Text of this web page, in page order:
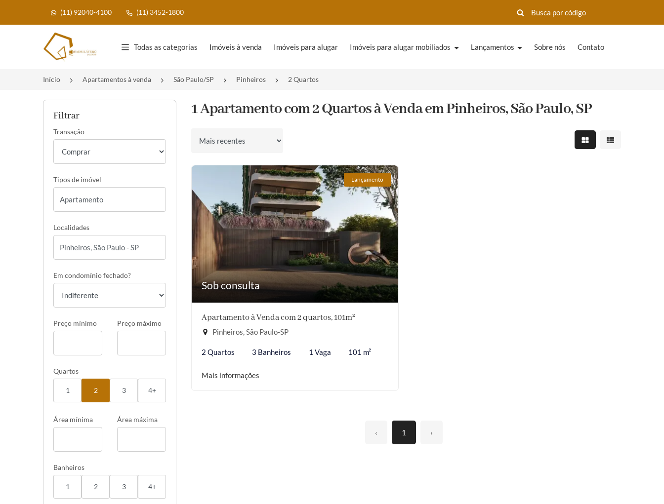
(11) 92040-4100 (11) 3452-1800
Página inicial
Todas as categorias Imóveis à venda Imóveis para alugar Imóveis para alugar mobiliados Lançamentos Sobre nós Contato
Início Apartamentos à venda São Paulo/SP Pinheiros 2 Quartos
Filtrar
Transação
Tipos de imóvel
Localidades
Em condomínio fechado?
Preço mínimo Preço máximo
Quartos
1 2 3 4+
Área mínima Área máxima
Banheiros
1 2 3 4+
1 Apartamento com 2 Quartos à Venda em Pinheiros, São Paulo, SP
Ordenar por Mostrar resultados em
Mostrar
Lançamento
Sob consulta
Apartamento à Venda com 2 quartos, 101m²
Pinheiros, São Paulo-SP
2 Quartos 3 Banheiros 1 Vaga 101 m²
Mais informações
‹ 1 ›